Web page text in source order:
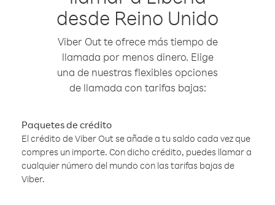
desde Reino Unido
Viber Out te ofrece más tiempo de
llamada por menos dinero. Elige
una de nuestras flexibles opciones
de llamada con tarifas bajas:
Paquetes de crédito
El crédito de Viber Out se añade a tu saldo cada vez que
compres un importe. Con dicho crédito, puedes llamar a
cualquier número del mundo con las tarifas bajas de
Viber.